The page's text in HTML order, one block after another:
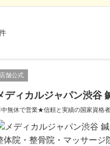
店舗公式
ディカルジャパン渋谷
中無休で営業★信頼と実績の国家資格